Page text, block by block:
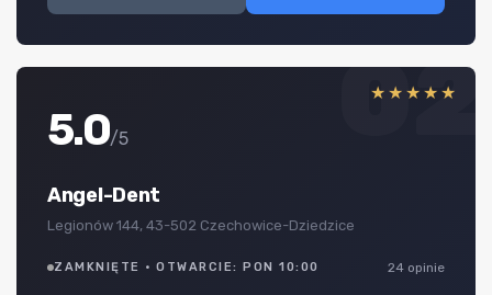
02
★★★★★
5.0/5
Angel-Dent
Legionów 144, 43-502 Czechowice-Dziedzice
ZAMKNIĘTE · OTWARCIE: PON 10:00 24 opinie